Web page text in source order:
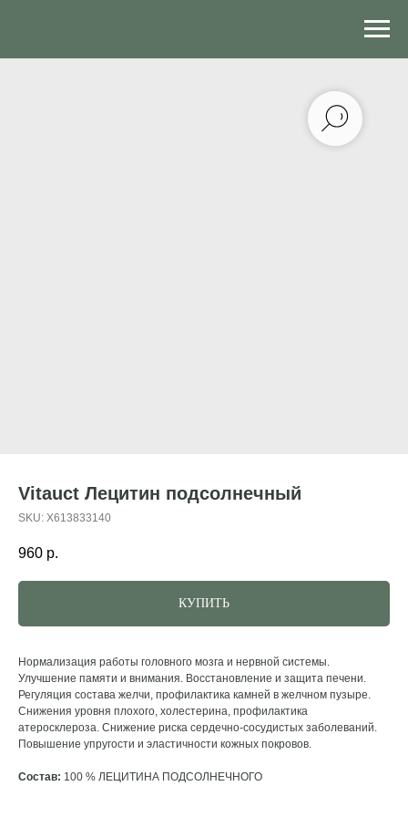
Vitauct Лецитин подсолнечный
SKU: X613833140
960 р.
КУПИТЬ
Нормализация работы головного мозга и нервной системы.
Улучшение памяти и внимания. Восстановление и защита печени.
Регуляция состава желчи, профилактика камней в желчном пузыре.
Снижения уровня плохого, холестерина, профилактика
атеросклероза. Снижение риска сердечно-сосудистых заболеваний.
Повышение упругости и эластичности кожных покровов.
Состав: 100 % ЛЕЦИТИНА ПОДСОЛНЕЧНОГО